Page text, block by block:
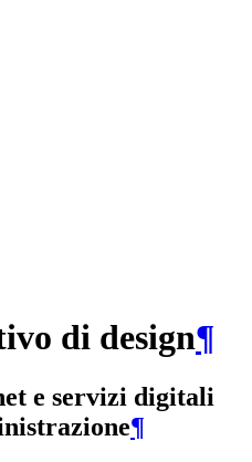
di design¶
e servizi digitali
¶